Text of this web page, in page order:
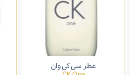
عطر سی کی وان